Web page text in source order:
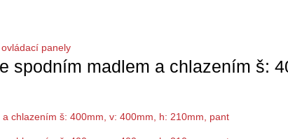
ovládací panely
spodním madlem a chlazením š: